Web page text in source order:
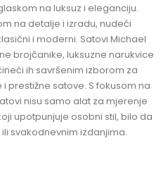
na luksuz i eleganciju.
na detalje i izradu, nudeći
i moderni. Satovi Michael
brojčanike, luksuzne narukvice
ih savršenim izborom za
prestižne satove. S fokusom na
nisu samo alat za mjerenje
upotpunjuje osobni stil, bilo da
svakodnevnim izdanjima.